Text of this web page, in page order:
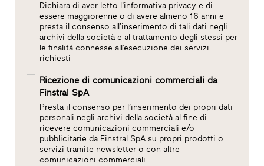
Dichiara di aver letto l’informativa privacy e di
essere maggiorenne o di avere almeno 16 anni e
presta il consenso all’inserimento di tali dati negli
archivi della società e al trattamento degli stessi per
le finalità connesse all’esecuzione dei servizi
richiesti
Ricezione di comunicazioni commerciali da
Finstral SpA
Presta il consenso per l’inserimento dei propri dati
personali negli archivi della società al fine di
ricevere comunicazioni commerciali e/o
pubblicitarie da Finstral SpA su propri prodotti o
servizi tramite newsletter o con altre
comunicazioni commerciali